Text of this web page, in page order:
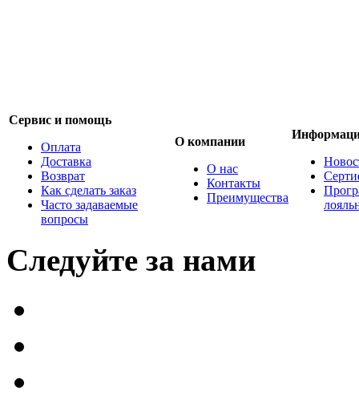
Сервис и помощь
Оплата
Доставка
Возврат
Как сделать заказ
Часто задаваемые
вопросы
О компании
О нас
Контакты
Преимущества
Следуйте за нами